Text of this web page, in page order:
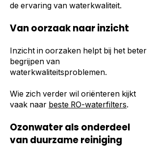
de ervaring van waterkwaliteit.
Van oorzaak naar inzicht
Inzicht in oorzaken helpt bij het beter
begrijpen van
waterkwaliteitsproblemen.
Wie zich verder wil oriënteren kijkt
vaak naar beste RO-waterfilters.
Ozonwater als onderdeel
van duurzame reiniging